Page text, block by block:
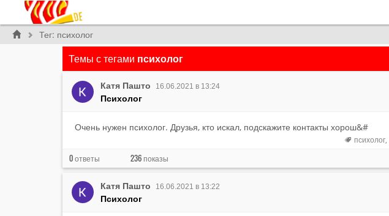
Тег: психолог
Темы с тегами психолог
Катя Пашто 16.06.2021 в 13:24
Психолог
Очень нужен психолог. Друзья, кто искал, подскажите контакты хорош&#
психолог
0ответы 236показы
Катя Пашто 16.06.2021 в 13:22
Психолог